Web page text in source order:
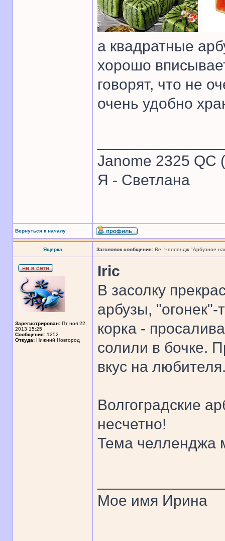
а квадратные
хорошо
говорят, что не
очень удобно
Janome 2325 QC
Я - Светлана
Вернуться к началу
Ящерка Заголовок сообщения: Re: Челлендж "Арбузное
Зарегистрирован: Пт ноя 22,
2013 15:25
Сообщения: 1252
Откуда: Нижний Новгород
Iric
В засолку
арбузы, "огонек"-
корка -
солили в бочке.
вкус на
Волгоградские
несчетно!
Тема челленджа
Мое имя Ирина